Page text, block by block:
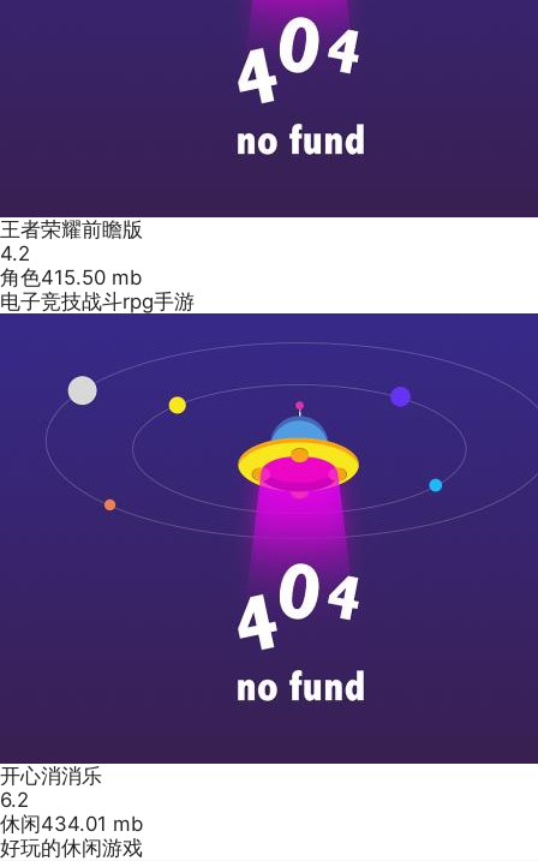
王者荣耀前瞻版
4.2
角色415.50 mb
电子竞技战斗rpg手游
开心消消乐
6.2
休闲434.01 mb
好玩的休闲游戏